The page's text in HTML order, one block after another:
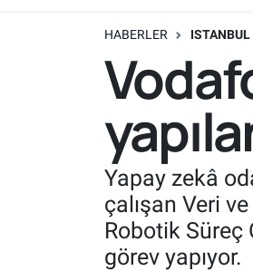
HABERLER ISTANBUL
Yapay zekâ
çalışan Veri
Robotik Süreç
görev yapıyor.
Süper Lig Puan Durumu ve
Son Dakika Haberleri
Haber Arşivi